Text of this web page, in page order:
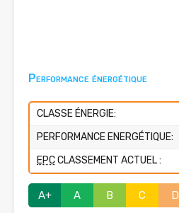
Performance énergétique
CLASSE ÉNERGIE:
PERFORMANCE ENERGÉTIQUE:
EPCCLASSEMENT ACTUEL :
A+ A B C D